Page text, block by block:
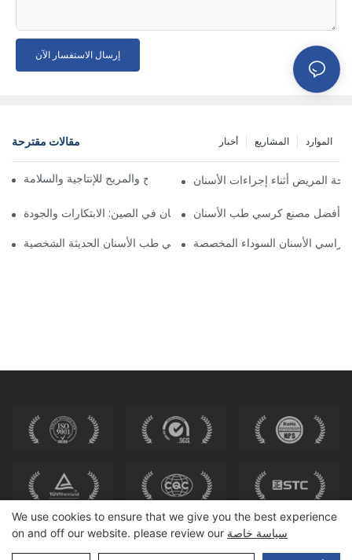
إرسال الاستفسار الآن
مقالات مقترحة الموارد المشاريع أخبار
أهمية الجلوس المختبري المريح والمريح للإنتاجية والسلامة
المريض أثناء إجراءات الأسنان
أفضل شركات تصنيع كراسي طب الأسنان في الصين: الابتكارات والجودة
أفضل مصنع كرسي طب الأسنان
مستقبل طب الأسنان: كراسي طب الأسنان الحديثة الشخصية
كراسي الأسنان السوداء المخصصة
We use cookies to ensure that we give you the best experience
on and off our website. please review our سياسة خاصة